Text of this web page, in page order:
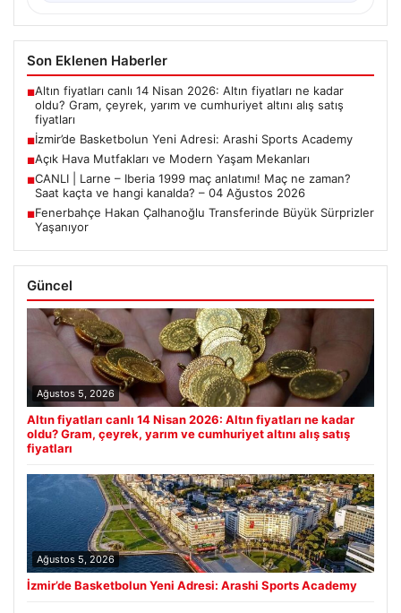
Son Eklenen Haberler
■Altın fiyatları canlı 14 Nisan 2026: Altın fiyatları ne kadar
oldu? Gram, çeyrek, yarım ve cumhuriyet altını alış satış
fiyatları
■İzmir’de Basketbolun Yeni Adresi: Arashi Sports Academy
■Açık Hava Mutfakları ve Modern Yaşam Mekanları
■CANLI | Larne – Iberia 1999 maç anlatımı! Maç ne zaman?
Saat kaçta ve hangi kanalda? – 04 Ağustos 2026
■Fenerbahçe Hakan Çalhanoğlu Transferinde Büyük Sürprizler
Yaşanıyor
Güncel
Ağustos 5, 2026
Altın fiyatları canlı 14 Nisan 2026: Altın fiyatları ne kadar
oldu? Gram, çeyrek, yarım ve cumhuriyet altını alış satış
fiyatları
Ağustos 5, 2026
İzmir’de Basketbolun Yeni Adresi: Arashi Sports Academy